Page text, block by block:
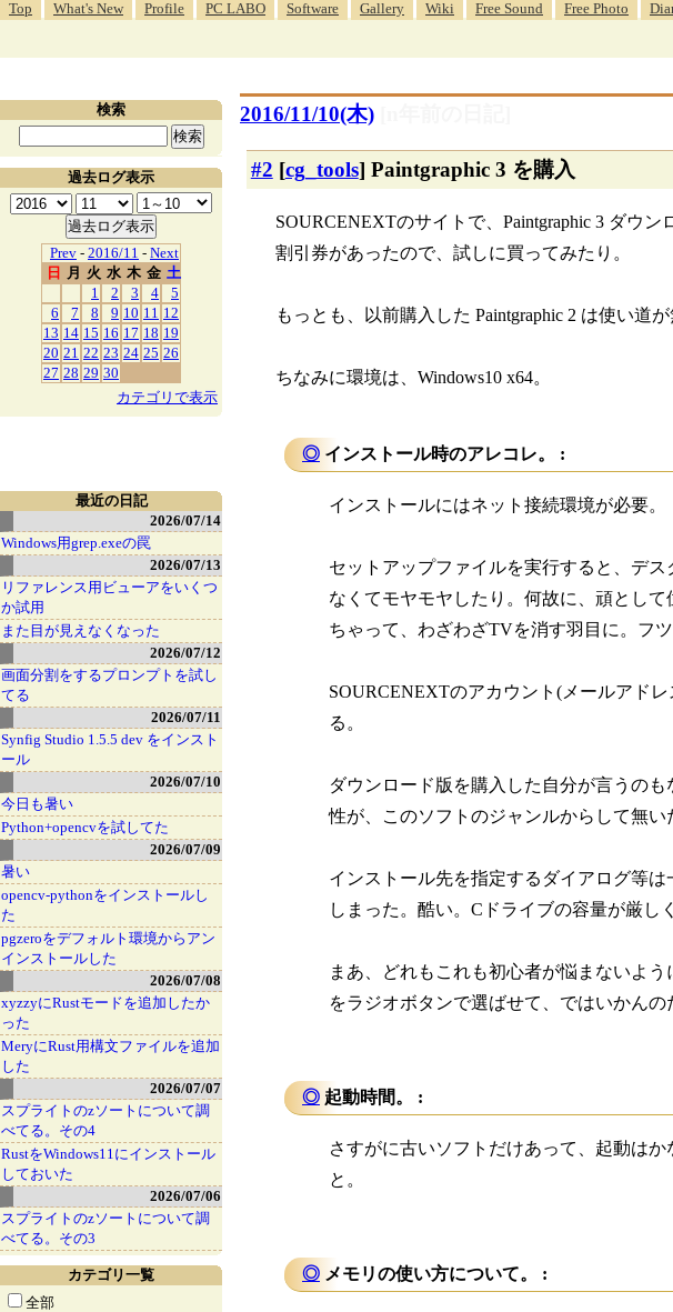
Top What's New Profile PC LABO Software Gallery Wiki Free Sound Free Photo
2016/11/10(木)
#2 [cg_tools] Paintgraphic 3 を購入
SOURCENEXTのサイトで、Paintgraphic 3 ダウ
割引券があったので、試しに買ってみたり。
もっとも、以前購入した Paintgraphic 2 は使い
ちなみに環境は、Windows10 x64。
◎ インストール時のアレコレ。 :
インストールにはネット接続環境が必要。
セットアップファイルを実行すると、デ
なくてモヤモヤしたり。何故に、頑とし
ちゃって、わざわざTVを消す羽目に。フ
SOURCENEXTのアカウント(メールアド
る。
ダウンロード版を購入した自分が言うの
性が、このソフトのジャンルからして無
インストール先を指定するダイアログ等は
しまった。酷い。Cドライブの容量が厳し
まあ、どれもこれも初心者が悩まないよ
をラジオボタンで選ばせて、ではいかんの
◎ 起動時間。 :
さすがに古いソフトだけあって、起動は
と。
◎ メモリの使い方について。 :
最近の日記
2026/07/14
Windows用grep.exeの罠
2026/07/13
リファレンス用ビューアをいくつ
か試用
また目が見えなくなった
2026/07/12
画面分割をするプロンプトを試し
てる
2026/07/11
Synfig Studio 1.5.5 dev をインスト
ール
2026/07/10
今日も暑い
Python+opencvを試してた
2026/07/09
暑い
opencv-pythonをインストールし
た
pgzeroをデフォルト環境からアン
インストールした
2026/07/08
xyzzyにRustモードを追加したか
った
MeryにRust用構文ファイルを追加
した
2026/07/07
スプライトのzソートについて調
べてる。その4
RustをWindows11にインストール
しておいた
2026/07/06
スプライトのzソートについて調
べてる。その3
カテゴリ一覧
全部
検索
過去ログ表示
Prev - 2016/11 - Next
日
月 火 水 木 金 土
1
2 3 4
5
6
7 8 9 10 11 12
13 14 15 16 17 18 19
20 21 22 23 24 25 26
27 28 29 30
カテゴリで表示